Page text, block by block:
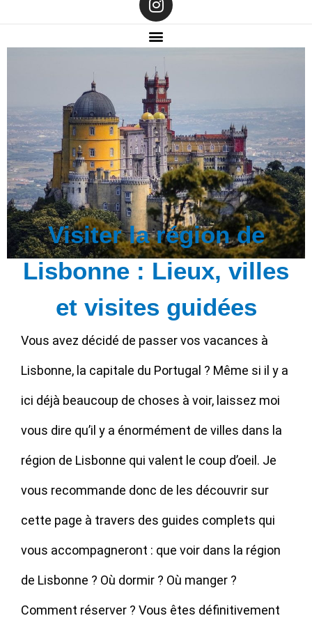
Visiter la région de
Lisbonne : Lieux, villes
et visites guidées
Vous avez décidé de passer vos vacances à
Lisbonne, la capitale du Portugal ? Même si il y a
ici déjà beaucoup de choses à voir, laissez moi
vous dire qu’il y a énormément de villes dans la
région de Lisbonne qui valent le coup d’oeil. Je
vous recommande donc de les découvrir sur
cette page à travers des guides complets qui
vous accompagneront : que voir dans la région
de Lisbonne ? Où dormir ? Où manger ?
Comment réserver ? Vous êtes définitivement